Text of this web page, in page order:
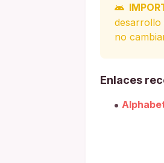
desarrollo
no
Enlaces